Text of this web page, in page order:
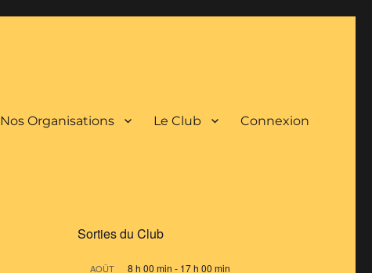
Nos Organisations Le Club Connexion
Sorties du Club
AOÛT 8 h 00 min - 17 h 00 min